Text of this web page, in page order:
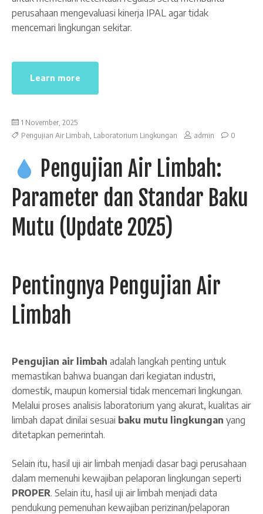
perusahaan mengevaluasi kinerja IPAL agar tidak
mencemari lingkungan sekitar.
Learn more
1 November, 2025
Pengujian Air Limbah Laboratorium Lingkungan admin 0
Pengujian Air Limbah:
Parameter dan Standar Baku
Mutu (Update 2025)
Pentingnya Pengujian Air
Limbah
Pengujian air limbah adalah langkah penting untuk
memastikan bahwa buangan dari kegiatan industri,
domestik, maupun komersial tidak mencemari lingkungan.
Melalui proses analisis laboratorium yang akurat, kualitas air
limbah dapat dinilai sesuai baku mutu lingkungan yang
ditetapkan pemerintah.
Selain itu, hasil uji air limbah menjadi dasar bagi perusahaan
dalam memenuhi kewajiban pelaporan lingkungan seperti
PROPER. Selain itu, hasil uji air limbah menjadi data
pendukung pemenuhan kewajiban perizinan/pelaporan